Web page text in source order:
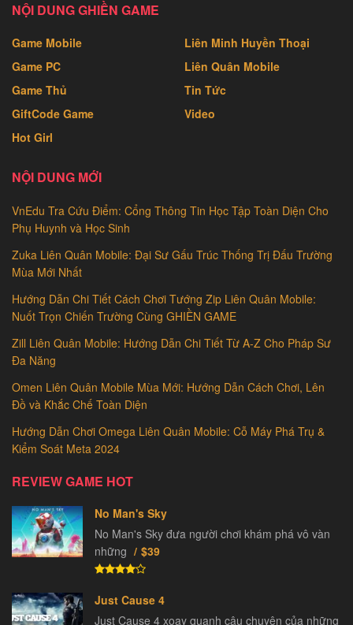
NỘI DUNG GHIỀN GAME
Game Mobile
Game PC
Game Thủ
GiftCode Game
Hot Girl
Liên Minh Huyền Thoại
Liên Quân Mobile
Tin Tức
Video
NỘI DUNG MỚI
VnEdu Tra Cứu Điểm: Cổng Thông Tin Học Tập Toàn Diện Cho
Phụ Huynh và Học Sinh
Zuka Liên Quân Mobile: Đại Sư Gấu Trúc Thống Trị Đấu Trường
Mùa Mới Nhất
Hướng Dẫn Chi Tiết Cách Chơi Tướng Zip Liên Quân Mobile:
Nuốt Trọn Chiến Trường Cùng GHIỀN GAME
Zill Liên Quân Mobile: Hướng Dẫn Chi Tiết Từ A-Z Cho Pháp Sư
Đa Năng
Omen Liên Quân Mobile Mùa Mới: Hướng Dẫn Cách Chơi, Lên
Đồ và Khắc Chế Toàn Diện
Hướng Dẫn Chơi Omega Liên Quân Mobile: Cỗ Máy Phá Trụ &
Kiểm Soát Meta 2024
REVIEW GAME HOT
No Man's Sky
No Man's Sky đưa người chơi khám phá vô vàn
những
$39
Just Cause 4
Just Cause 4 xoay quanh câu chuyện của những